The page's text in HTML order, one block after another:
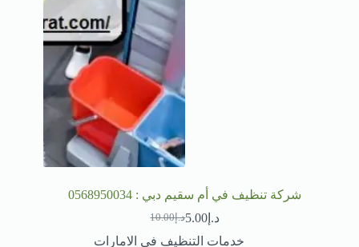
شركة تنظيف في أم سقيم دبي : 0568950034
د.إ10.00
السعر
الأصلي
د.إ 5.00السعر
الحالي
خدمات التنظيف في الامارات